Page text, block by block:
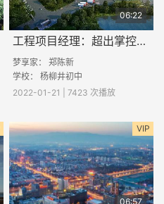
06:22
工程项目经理：超出掌控的事情要善于借力
梦享家： 郑陈新
学校： 杨柳井初中
2022-01-21 | 7423 次播放
VIP
06:57